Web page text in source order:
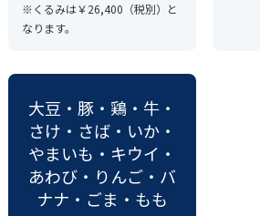
※くるみは￥26,400（税別）と
なります。
大豆・豚・鶏・牛・
さけ・さば・いか・
やまいも・キウイ・
あわび・りんご・バ
ナナ・ごま・もも